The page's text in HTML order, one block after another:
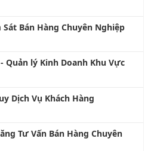
Sát Bán Hàng Chuyên Nghiệp
Quản lý Kinh Doanh Khu Vực
Dịch Vụ Khách Hàng
Tư Vấn Bán Hàng Chuyên